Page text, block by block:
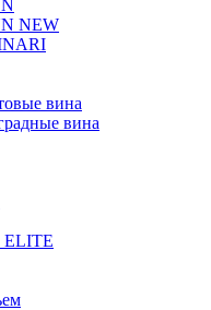
NEW
вина
вина
ELITE